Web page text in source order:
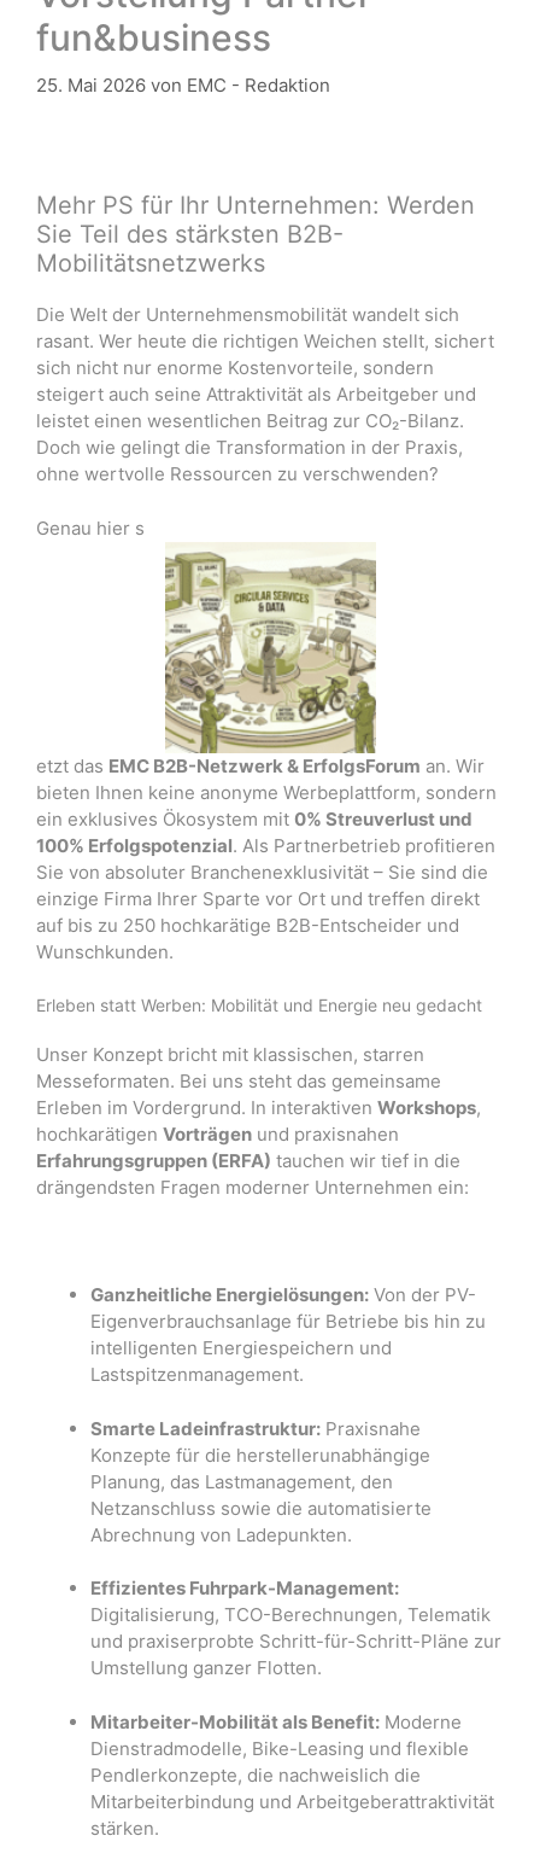
fun&business
25. Mai 2026 von EMC - Redaktion
Mehr PS für Ihr Unternehmen: Werden
Sie Teil des stärksten B2B-
Mobilitätsnetzwerks
Die Welt der Unternehmensmobilität wandelt sich
rasant. Wer heute die richtigen Weichen stellt, sichert
sich nicht nur enorme Kostenvorteile, sondern
steigert auch seine Attraktivität als Arbeitgeber und
leistet einen wesentlichen Beitrag zur CO₂-Bilanz.
Doch wie gelingt die Transformation in der Praxis,
ohne wertvolle Ressourcen zu verschwenden?
Genau hier s
etzt das EMC B2B-Netzwerk & ErfolgsForum an. Wir
bieten Ihnen keine anonyme Werbeplattform, sondern
ein exklusives Ökosystem mit 0% Streuverlust und
100% Erfolgspotenzial. Als Partnerbetrieb profitieren
Sie von absoluter Branchenexklusivität – Sie sind die
einzige Firma Ihrer Sparte vor Ort und treffen direkt
auf bis zu 250 hochkarätige B2B-Entscheider und
Wunschkunden.
Erleben statt Werben: Mobilität und Energie neu gedacht
Unser Konzept bricht mit klassischen, starren
Messeformaten. Bei uns steht das gemeinsame
Erleben im Vordergrund. In interaktiven Workshops,
hochkarätigen Vorträgen und praxisnahen
Erfahrungsgruppen (ERFA) tauchen wir tief in die
drängendsten Fragen moderner Unternehmen ein:
Ganzheitliche Energielösungen: Von der PV-
Eigenverbrauchsanlage für Betriebe bis hin zu
intelligenten Energiespeichern und
Lastspitzenmanagement.
Smarte Ladeinfrastruktur: Praxisnahe
Konzepte für die herstellerunabhängige
Planung, das Lastmanagement, den
Netzanschluss sowie die automatisierte
Abrechnung von Ladepunkten.
Effizientes Fuhrpark-Management:
Digitalisierung, TCO-Berechnungen, Telematik
und praxiserprobte Schritt-für-Schritt-Pläne zur
Umstellung ganzer Flotten.
Mitarbeiter-Mobilität als Benefit: Moderne
Dienstradmodelle, Bike-Leasing und flexible
Pendlerkonzepte, die nachweislich die
Mitarbeiterbindung und Arbeitgeberattraktivität
stärken.